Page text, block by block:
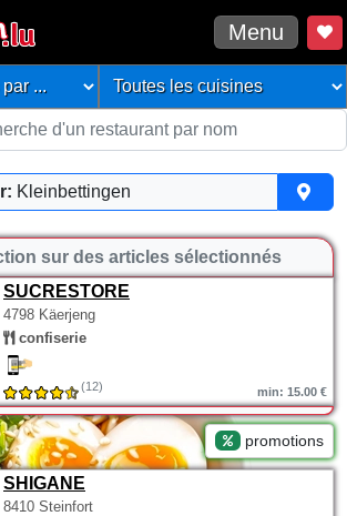
Menu
Kleinbettingen
sur des articles sélectionnés
SUCRESTORE
4798 Käerjeng
confiserie
(12) min: 15.00 €
promotions
SHIGANE
8410 Steinfort